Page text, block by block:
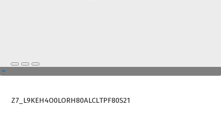
Z7_L9KEH4O0LORH80ALCLTPF80S21